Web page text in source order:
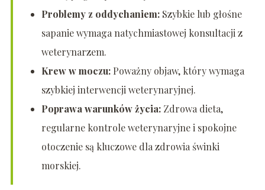
Problemy z oddychaniem:Szybkie lub głośne
sapanie wymaga natychmiastowej konsultacji z
weterynarzem.
Krew w moczu:Poważny objaw, który wymaga
szybkiej interwencji weterynaryjnej.
Poprawa warunków życia:Zdrowa dieta,
regularne kontrole weterynaryjne i spokojne
otoczenie są kluczowe dla zdrowia świnki
morskiej.